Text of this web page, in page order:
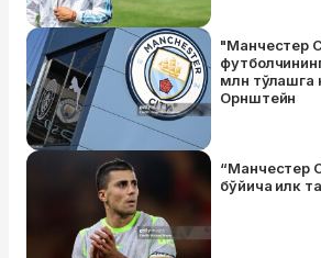
"Манчестер
млн
Орнштейн
“Манчестер
бўйича илк